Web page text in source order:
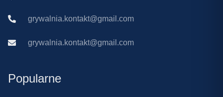
grywalnia.kontakt@gmail.com
grywalnia.kontakt@gmail.com
Popularne